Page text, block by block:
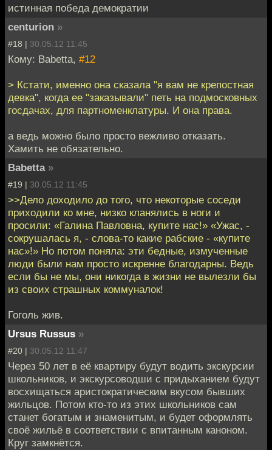
истинная победа демократии
centurion »
#18 | 30.05.12 11:45
Кому: Babetta, #12
> Кстати, именно она сказала "я вам не крепостная
девка", когда ее "заказывали" петь на подмосковных
госдачах, для партноменклатуры. И она права.
а ведь можно было просто вежливо отказать.
Хамить не обязательно.
Babetta »
#19 | 30.05.12 11:45
>>Дело доходило до того, что некоторые соседи
приходили ко мне, низко кланялись в ноги и
просили: «Галина Павловна, купите нас!» «Ужас, -
сокрушалась я, - слова-то какие рабские - «купите
нас»!» Но потом поняла: эти бедные, измученные
люди были нам просто искренне благодарны. Ведь
если бы не мы, они никогда в жизни не вылезли бы
из своих страшных коммуналок!
Гоголь жив.
Ursus Russus »
#20 | 30.05.12 11:47
Через 50 лет в её квартиру будут водить экскурсии
школьников, и экскурсоводши с придыханием будут
восхищаться аристократическим вкусом бывших
жильцов. Потом кто-то из этих школьников сам
станет богатым и знаменитым, и будет оформлять
своё жильё в соответствии с впитанным каноном.
Круг замкнётся.